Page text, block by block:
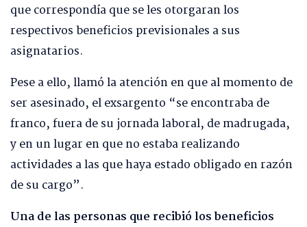
que correspondía que se les otorgaran los
respectivos beneficios previsionales a sus
asignatarios.
Pese a ello, llamó la atención en que al momento de
ser asesinado, el exsargento “se encontraba de
franco, fuera de su jornada laboral, de madrugada,
y en un lugar en que no estaba realizando
actividades a las que haya estado obligado en razón
de su cargo”.
Una de las personas que recibió los beneficios